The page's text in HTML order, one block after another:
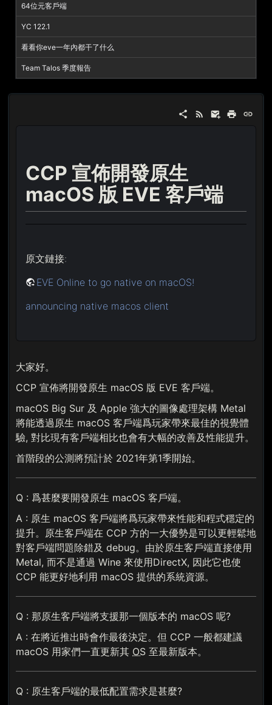
64位元客戶端
YC 122.1
看看你eve一年內都干了什么
Team Talos 季度報告
CCP 宣佈開發原生
macOS 版 EVE 客戶端
原文鏈接:
EVE Online to go native on macOS!
announcing native macos client
大家好。
CCP 宣佈將開發原生 macOS 版 EVE 客戶端。
macOS Big Sur 及 Apple 強大的圖像處理架構 Metal
將能透過原生 macOS 客戶端爲玩家帶來最佳的視覺體
驗, 對比現有客戶端相比也會有大幅的改善及性能提升。
首階段的公測將預計於 2021年第1季開始。
Q : 爲甚麼要開發原生 macOS 客戶端。
A : 原生 macOS 客戶端將爲玩家帶來性能和程式穩定的
提升。原生客戶端在 CCP 方的一大優勢是可以更輕鬆地
對客戶端問題除錯及 debug。由於原生客戶端直接使用
Metal, 而不是通過 Wine 來使用DirectX, 因此它也使
CCP 能更好地利用 macOS 提供的系統資源。
Q : 那原生客戶端將支援那一個版本的 macOS 呢?
A : 在將近推出時會作最後決定。但 CCP 一般都建議
macOS 用家們一直更新其 OS 至最新版本。
Q : 原生客戶端的最低配置需求是甚麼?